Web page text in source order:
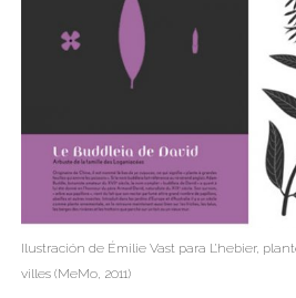
Ilustración de Émilie Vast para L’hebier,
villes (MeMo, 2011)